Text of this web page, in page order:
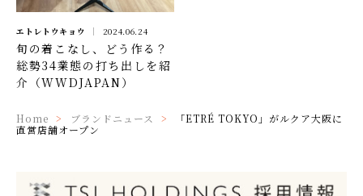
エトレトウキョウ 2024.06.24
旬の着こなし、どう作る？
総勢34業態の打ち出しを紹
介（WWDJAPAN）
Home ブランドニュース
「ETRÉ TOKYO」がルクア大阪に
直営店舗オープン